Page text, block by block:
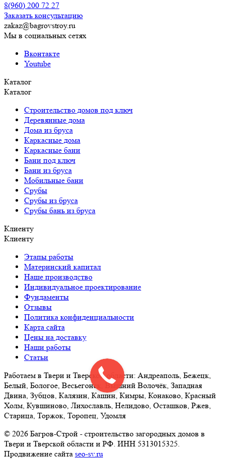
8(960) 200 72 27
Заказать консультацию
zakaz@bagrovstroy.ru
Мы в социальных сетях
Вконтакте
Youtube
Каталог
Каталог
Строительство домов под ключ
Деревянные дома
Дома из бруса
Каркасные дома
Каркасные бани
Бани под ключ
Бани из бруса
Мобильные бани
Срубы
Срубы из бруса
Срубы бань из бруса
Клиенту
Клиенту
Этапы работы
Материнский капитал
Наше производство
Индивидуальное проектирование
Фундаменты
Отзывы
Политика конфиденциальности
Карта сайта
Цены на доставку
Наши работы
Статьи
Работаем в Твери и Тверской области: Андреаполь, Бежецк,
Белый, Бологое, Весьегонск, Вышний Волочёк, Западная
Двина, Зубцов, Калязин, Кашин, Кимры, Конаково, Красный
Холм, Кувшиново, Лихославль, Нелидово, Осташков, Ржев,
Старица, Торжок, Торопец, Удомля
© 2026 Багров-Строй - строительство загородных домов в
Твери и Тверской области и РФ. ИНН 5313015325.
Продвижение сайта seo-sv.ru